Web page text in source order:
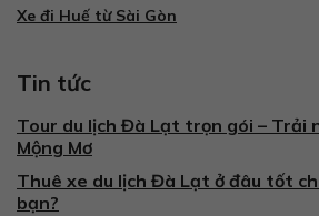
Xe đi Huế từ Sài Gòn
Tin tức
Tour du lịch Đà Lạt trọn gói – Trải
Mộng Mơ
Thuê xe du lịch Đà Lạt ở đâu tốt
bạn?